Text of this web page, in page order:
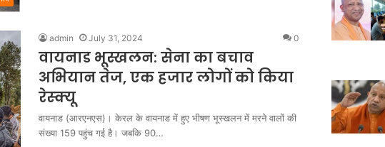
admin July 31, 2024 0
वायनाड भूस्खलन: सेना का बचाव
अभियान तेज, एक हजार लोगों को किया
रेस्क्यू
वायनाड (आरएनएस)। केरल के वायनाड में हुए भीषण भूस्खलन में मरने वालों की
संख्या 159 पहुंच गई है। जबकि 90…